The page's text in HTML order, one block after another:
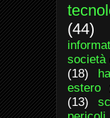
(44)
società
(18)
estero
(13)